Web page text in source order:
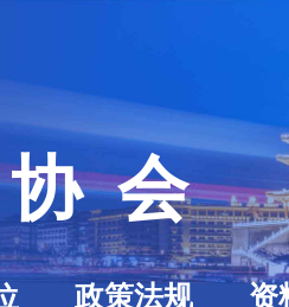
会
政策法规 资